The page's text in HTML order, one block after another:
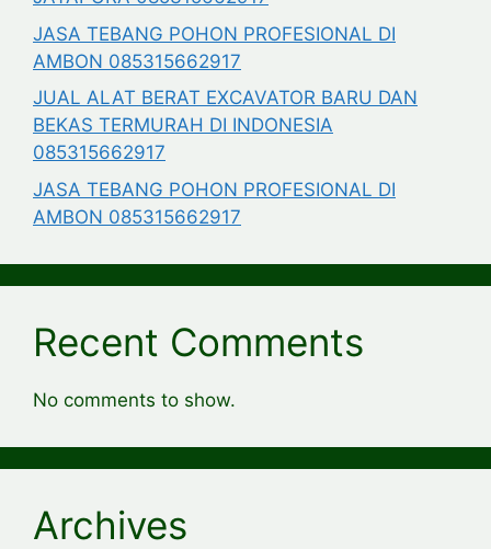
JASA TEBANG POHON PROFESIONAL DI
AMBON 085315662917
JUAL ALAT BERAT EXCAVATOR BARU DAN
BEKAS TERMURAH DI INDONESIA
085315662917
JASA TEBANG POHON PROFESIONAL DI
AMBON 085315662917
Recent Comments
No comments to show.
Archives